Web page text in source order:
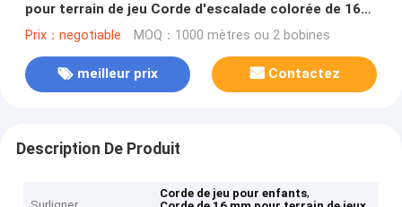
pour terrain de jeu Corde d'escalade colorée de 16
mm pour enfants
Prix：negotiable MOQ：1000 mètres ou 2 bobines
meilleur prix Contactez
Description De Produit
Corde de jeu pour enfants,